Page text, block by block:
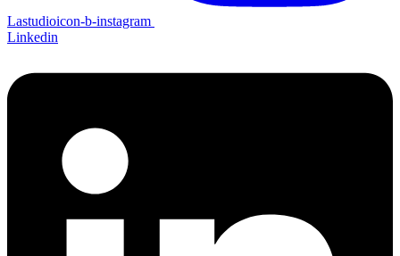
Lastudioicon-b-instagram
Linkedin